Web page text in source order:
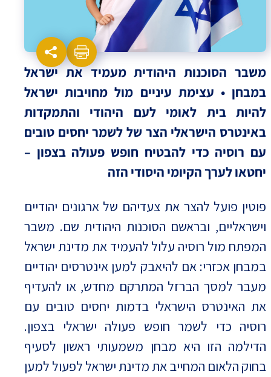
משבר הסוכנות היהודית מעמיד את ישראל
במבחן • עצימת עיניים מול מחויבות ישראל
להיות בית לאומי לעם היהודי והתמקדות
באינטרס הישראלי הצר של לשמר יחסים טובים
עם רוסיה כדי להבטיח חופש פעולה בצפון –
יחטאו לערך הקיומי היסודי הזה
פוטין פועל להצר את צעדיהם של ארגונים יהודיים
וישראליים, ובראשם הסוכנות היהודית שם. משבר
המפתח מול רוסיה עלול להעמיד את מדינת ישראל
במבחן אכזרי: אם להיאבק למען אינטרסים יהודיים
מעבר למסך הברזל המתרקם מחדש, או להעדיף
את האינטרס הישראלי בדמות יחסים טובים עם
רוסיה כדי לשמר חופש פעולה ישראלי בצפון.
הדילמה הזו היא מבחן משמעותי ראשון לסעיף
בחוק הלאום המחייב את מדינת ישראל לפעול למען